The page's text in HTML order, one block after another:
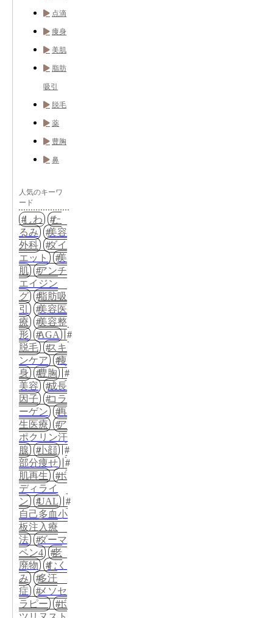
点滴
痩身
美肌
脂肪
吸引
脱毛
薬
豊胸
鼻
人気のキーワ
ード
しわ
た
るみ
美容
外科
ダイ
エット
美
肌
アンチ
エイジン
グ
脂肪吸
引
美容医
療
美容整
形
AGA
脱毛
スキ
ンケア
痩
身
豊胸
美容
成長
因子
コラ
ーゲン
再
生医療
ア
ポクリン汗
腺
小顔
部分痩せ
肌再生
ボ
ディライ
ン
UAL
自己多血小
板注入療
法
ダーマ
ペン4
老
廃物
むく
み
多汗
症
メソセ
ラピー
ボ